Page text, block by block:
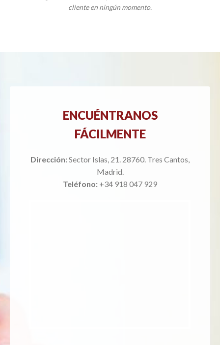
cliente en ningún momento.
ENCUÉNTRANOS
FÁCILMENTE
Dirección:Sector Islas, 21. 28760. Tres Cantos,
Madrid.
Teléfono: +34 918 047 929